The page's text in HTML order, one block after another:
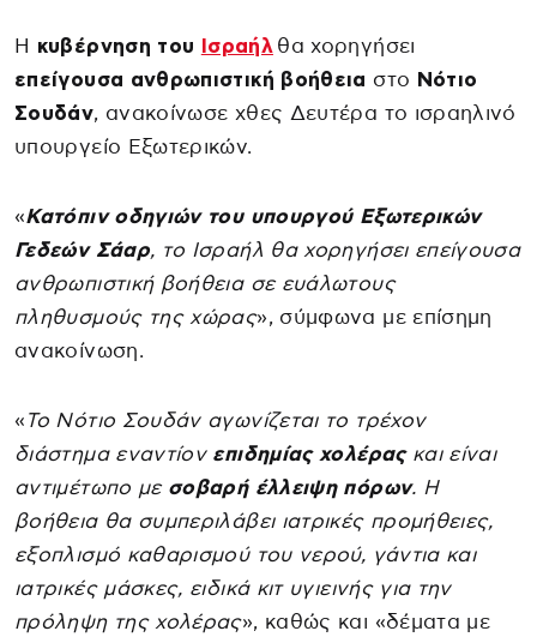
Η κυβέρνηση του Ισραήλ θα χορηγήσει
επείγουσα ανθρωπιστική βοήθεια στο Νότιο
Σουδάν, ανακοίνωσε χθες Δευτέρα το ισραηλινό
υπουργείο Εξωτερικών.
«Κατόπιν οδηγιών του υπουργού Εξωτερικών
Γεδεών Σάαρ, το Ισραήλ θα χορηγήσει επείγουσα
ανθρωπιστική βοήθεια σε ευάλωτους
πληθυσμούς της χώρας», σύμφωνα με επίσημη
ανακοίνωση.
« Το Νότιο Σουδάν αγωνίζεται το τρέχον
διάστημα εναντίον επιδημίας χολέραςκαι είναι
αντιμέτωπο με σοβαρή έλλειψη πόρων. Η
βοήθεια θα συμπεριλάβει ιατρικές προμήθειες,
εξοπλισμό καθαρισμού του νερού, γάντια και
ιατρικές μάσκες, ειδικά κιτ υγιεινής για την
πρόληψη της χολέρας», καθώς και «δέματα με